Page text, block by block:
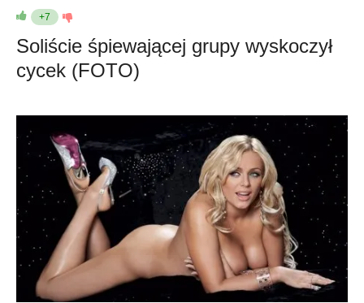
+7
Soliście śpiewającej grupy wyskoczył
cycek (FOTO)